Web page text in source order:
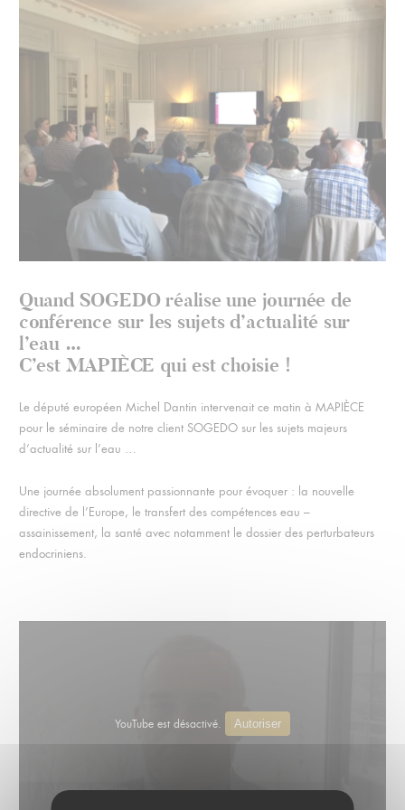
Quand SOGEDO réalise une journée de
conférence sur les sujets d’actualité sur
l’eau …
C’est MAPIÈCE qui est choisie !
Le député européen Michel Dantin intervenait ce matin à MAPIÈCE
pour le séminaire de notre client SOGEDO sur les sujets majeurs
d’actualité sur l’eau …
Une journée absolument passionnante pour évoquer : la nouvelle
directive de l’Europe, le transfert des compétences eau –
assainissement, la santé avec notamment le dossier des perturbateurs
endocriniens.
YouTube est désactivé. Autoriser